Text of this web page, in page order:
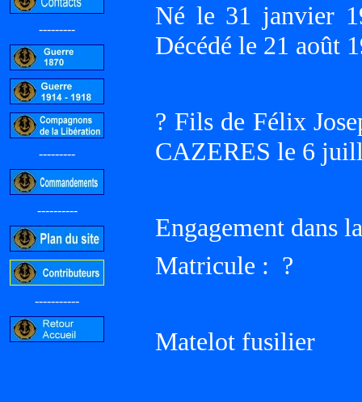
---------
---------
----------
-----------
Né le 31 janvier
Décédé le 21 août
? Fils de Félix
CAZERES le 6
Engagement dans
Matricule : ?
Matelot fusilier